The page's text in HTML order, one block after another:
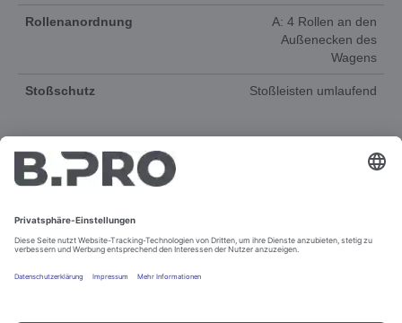
Rollenanordnung
A: 4 Rollen an den
Außenecken des
Wagens
Stoßschutz Stoßleisten umlaufend
ERSATZTEILE